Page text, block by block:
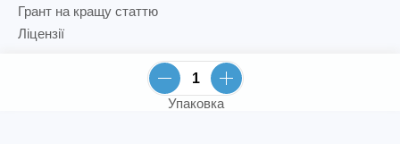
Упаковка
Грант на кращу статтю
Ліцензії